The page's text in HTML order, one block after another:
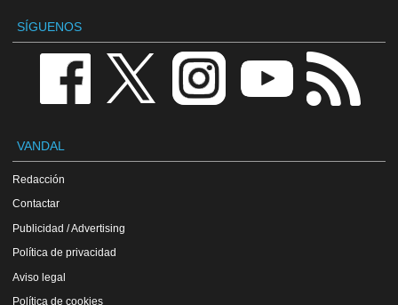
SÍGUENOS
VANDAL
Redacción
Contactar
Publicidad / Advertising
Política de privacidad
Aviso legal
Política de cookies